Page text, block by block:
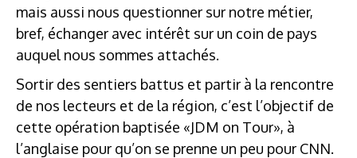
mais aussi nous questionner sur notre métier,
bref, échanger avec intérêt sur un coin de pays
auquel nous sommes attachés.
Sortir des sentiers battus et partir à la rencontre
de nos lecteurs et de la région, c’est l’objectif de
cette opération baptisée «JDM on Tour», à
l’anglaise pour qu’on se prenne un peu pour CNN.